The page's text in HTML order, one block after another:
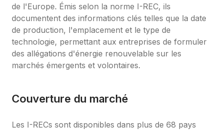
de l'Europe. Émis selon la norme I-REC, ils
documentent des informations clés telles que la date
de production, l'emplacement et le type de
technologie, permettant aux entreprises de formuler
des allégations d'énergie renouvelable sur les
marchés émergents et volontaires.
Couverture du marché
Les I-RECs sont disponibles dans plus de 68 pays